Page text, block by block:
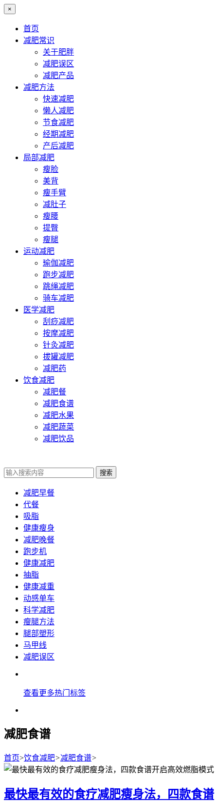
×
首页
减肥常识
关于肥胖
减肥误区
减肥产品
减肥方法
快速减肥
懒人减肥
节食减肥
经期减肥
产后减肥
局部减肥
瘦脸
美背
瘦手臂
减肚子
瘦腰
提臀
瘦腿
运动减肥
瑜伽减肥
跑步减肥
跳绳减肥
骑车减肥
医学减肥
刮痧减肥
按摩减肥
针灸减肥
拔罐减肥
减肥药
饮食减肥
减肥餐
减肥食谱
减肥水果
减肥蔬菜
减肥饮品
搜索
减肥早餐
代餐
吸脂
健康瘦身
减肥晚餐
跑步机
健康减肥
抽脂
健康减重
动感单车
科学减肥
瘦腿方法
腿部塑形
马甲线
减肥误区
查看更多热门标签
减肥食谱
首页>饮食减肥>减肥食谱>
最快最有效的食疗减肥瘦身法，四款食谱